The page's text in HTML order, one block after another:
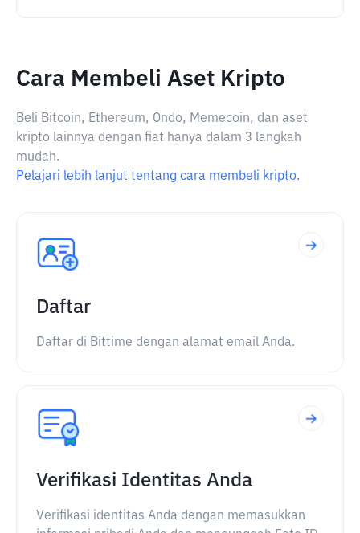
Cara Membeli Aset Kripto
Beli Bitcoin, Ethereum, Ondo, Memecoin, dan aset
kripto lainnya dengan fiat hanya dalam 3 langkah
mudah.
Pelajari lebih lanjut tentang cara membeli kripto.
Daftar
Daftar di Bittime dengan alamat email Anda.
Verifikasi Identitas Anda
Verifikasi identitas Anda dengan memasukkan